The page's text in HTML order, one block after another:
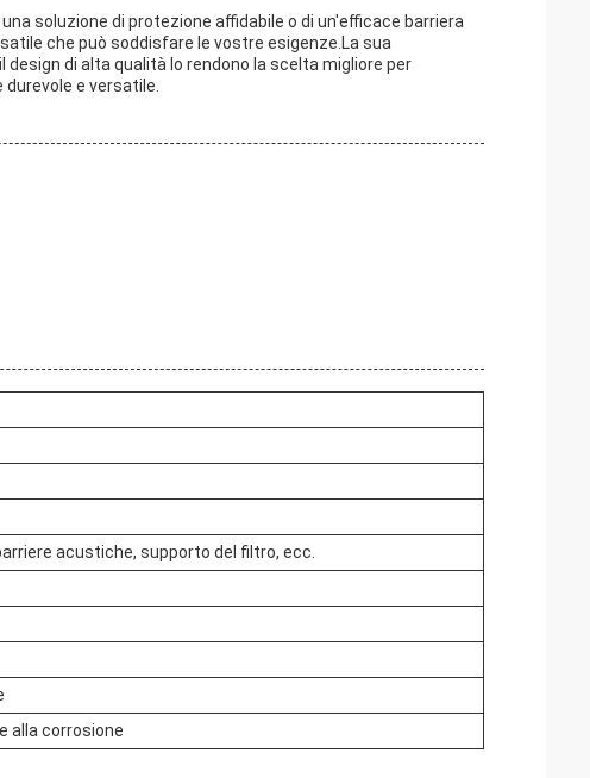
soluzione di protezione affidabile o di un'efficace barriera
che può soddisfare le vostre esigenze.La sua
di alta qualità lo rendono la scelta migliore per
e versatile.
acustiche, supporto del filtro, ecc.
alla corrosione